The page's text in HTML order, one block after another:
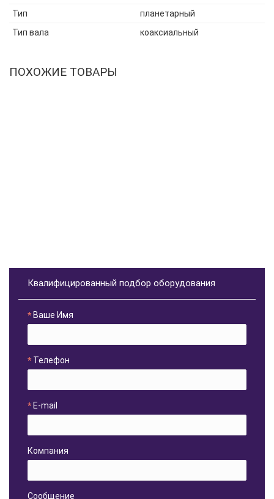
Тип
планетарный
Тип вала
коаксиальный
ПОХОЖИЕ ТОВАРЫ
Квалифицированный подбор оборудования
Ваше Имя
Телефон
E-mail
Компания
Сообщение